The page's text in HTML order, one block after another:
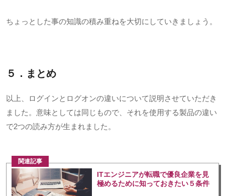
ちょっとした事の知識の積み重ねを大切にしていきましょう。
５．まとめ
以上、ログインとログオンの違いについて説明させていただき
ました。意味としては同じもので、それを使用する製品の違い
で2つの読み方が生まれました。
関連記事
ITエンジニアが転職で優良企業を見
極めるために知っておきたい５条件